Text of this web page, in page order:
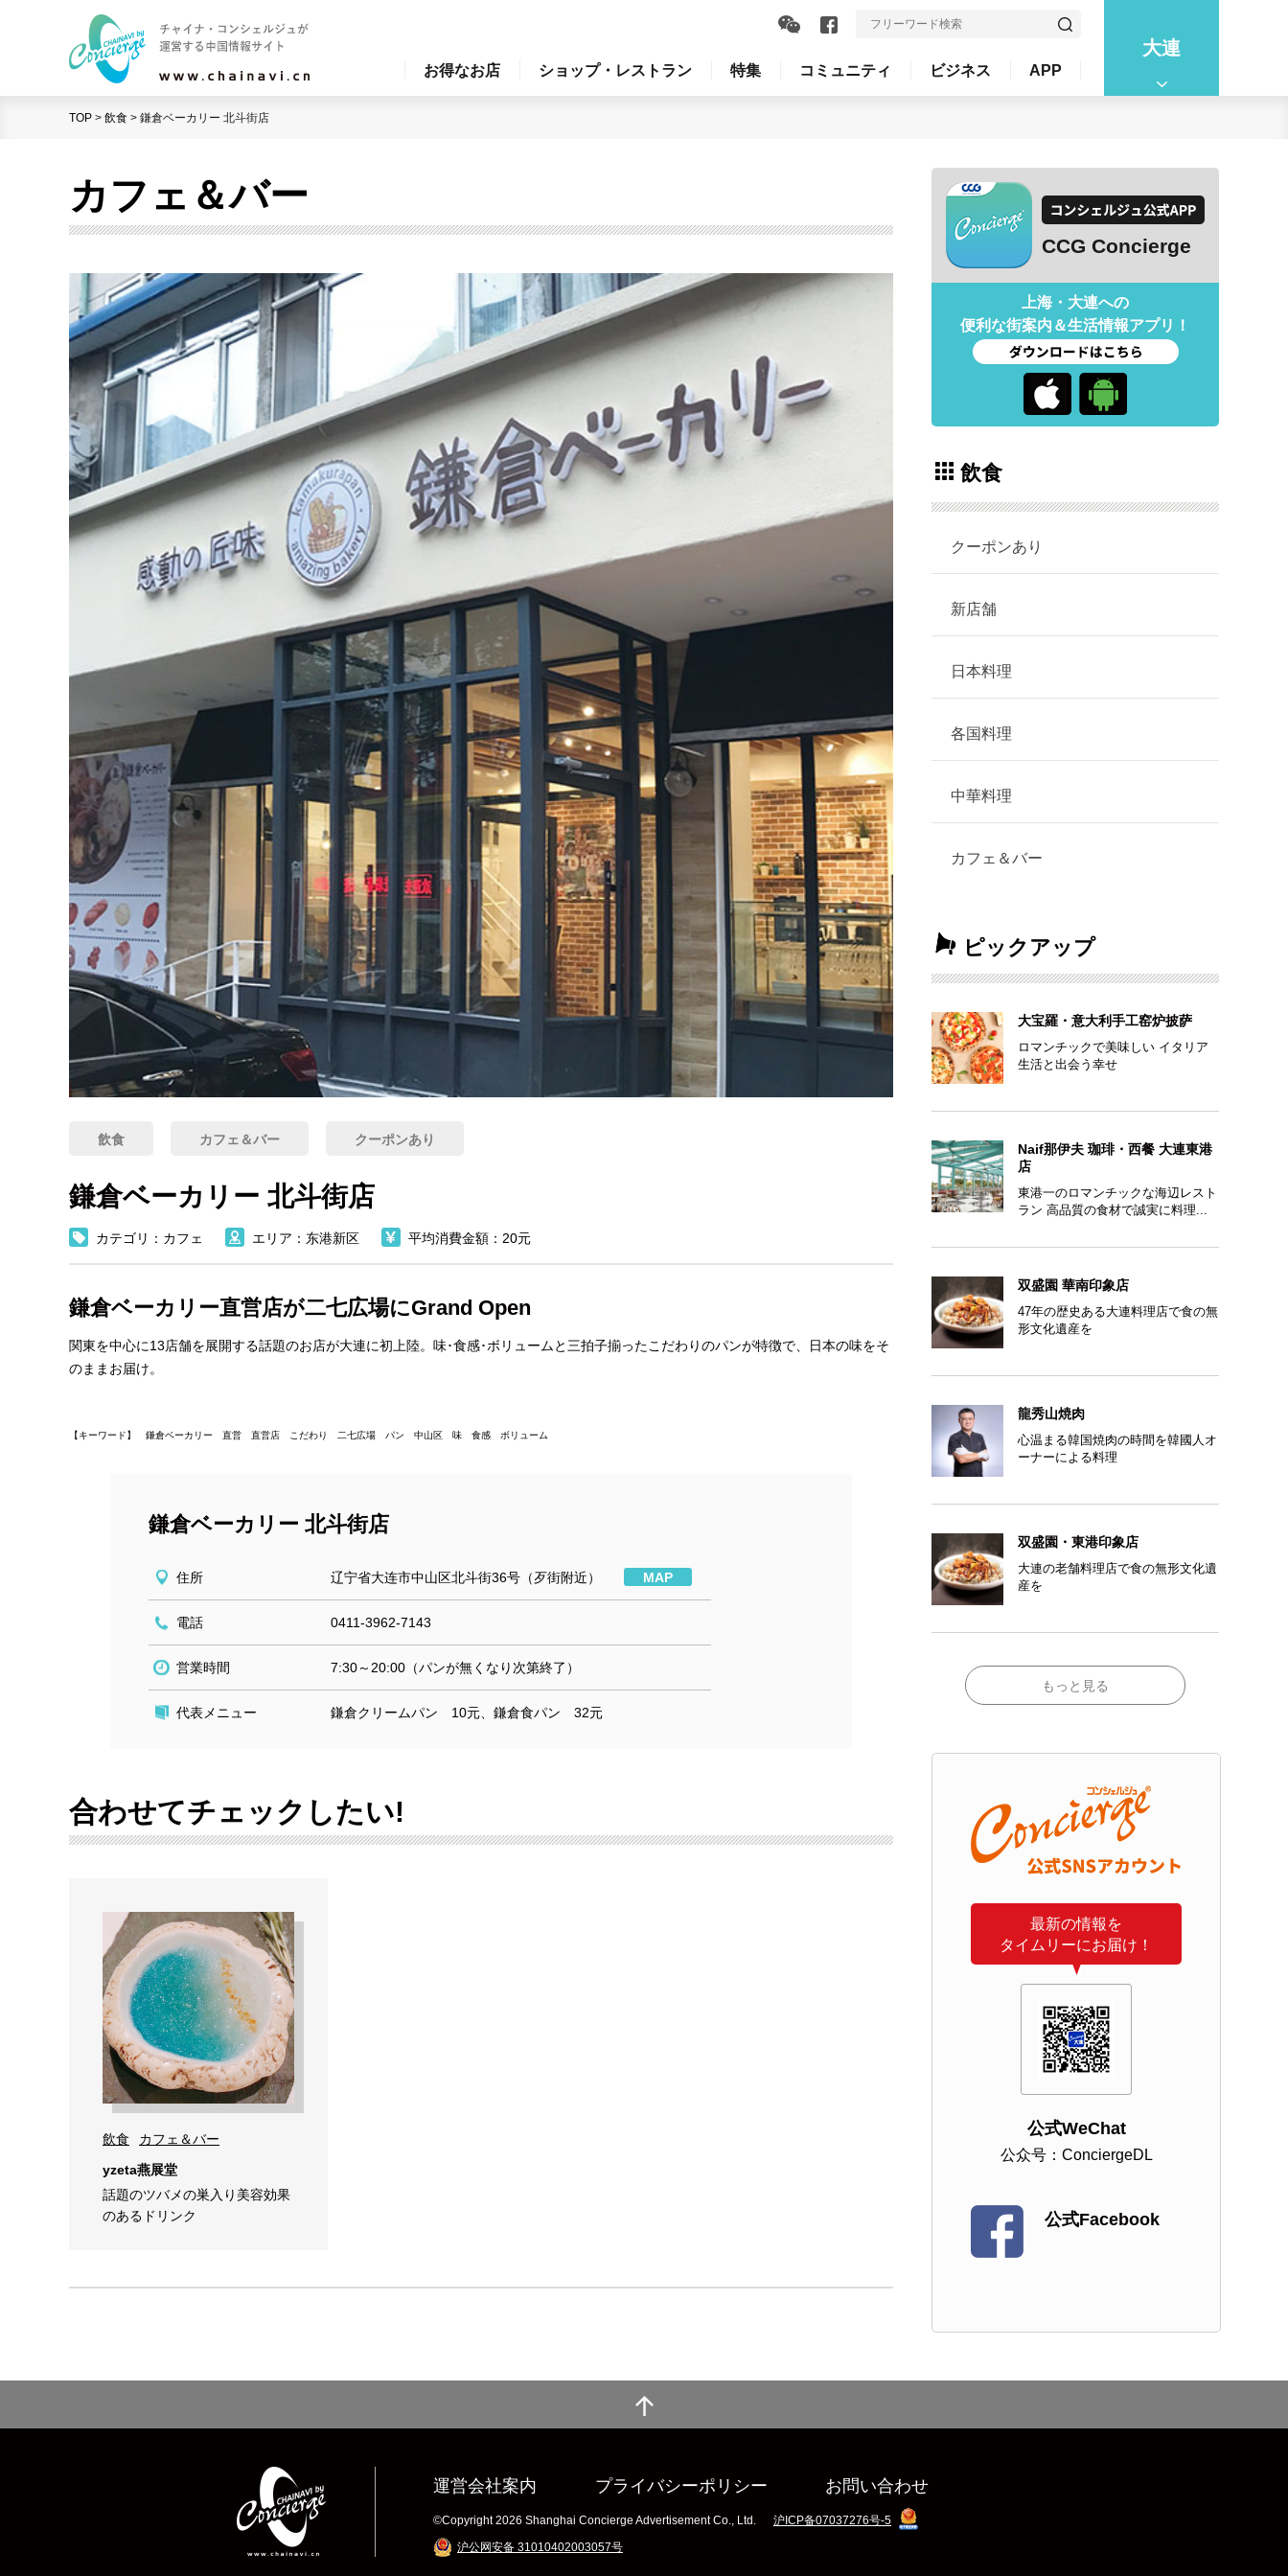
大連
お得なお店 ショップ・レストラン 特集 コミュニティ ビジネス APP
TOP > 飲食 > 鎌倉ベーカリー 北斗街店
カフェ＆バー
飲食 カフェ＆バー クーポンあり
鎌倉ベーカリー 北斗街店
カテゴリ：カフェ エリア：东港新区 平均消費金額：20元
鎌倉ベーカリー直営店が二七広場にGrand Open
関東を中心に13店舗を展開する話題のお店が大連に初上陸。味･食感･ボリュームと三拍子揃ったこだわりのパンが特徴で、日本の味をそ
のままお届け。
【キーワード】 鎌倉ベーカリー 直営 直営店 こだわり 二七広場 パン 中山区 味 食感 ボリューム
鎌倉ベーカリー 北斗街店
住所 辽宁省大连市中山区北斗街36号（歹街附近） MAP
電話 0411-3962-7143
営業時間 7:30～20:00（パンが無くなり次第終了）
代表メニュー 鎌倉クリームパン 10元、鎌倉食パン 32元
合わせてチェックしたい!
飲食
カフェ＆バー
yzeta燕展堂
話題のツバメの巣入り美容効果
のあるドリンク
CCG Concierge
上海・大連への
便利な街案内＆生活情報アプリ！
飲食
クーポンあり
新店舗
日本料理
各国料理
中華料理
カフェ＆バー
ピックアップ
大宝羅・意大利手工窑炉披萨
ロマンチックで美味しい イタリア
生活と出会う幸せ
Naif那伊夫 珈琲・西餐 大連東港
店
東港一のロマンチックな海辺レスト
ラン 高品質の食材で誠実に料理...
双盛園 華南印象店
47年の歴史ある大連料理店で食の無
形文化遺産を
龍秀山焼肉
心温まる韓国焼肉の時間を韓國人オ
ーナーによる料理
双盛園・東港印象店
大連の老舗料理店で食の無形文化遺
産を
もっと見る
最新の情報を
タイムリーにお届け！
公式WeChat
公众号：ConciergeDL
公式Facebook
運営会社案内 プライバシーポリシー お問い合わせ
©Copyright 2026 Shanghai Concierge Advertisement Co., Ltd.
沪ICP备07037276号-5
沪公网安备 31010402003057号